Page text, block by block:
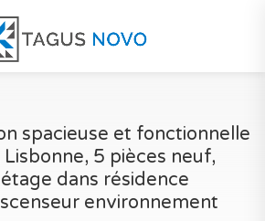
spacieuse et fonctionnelle
Lisbonne, 5 pièces neuf,
dans résidence
environnement